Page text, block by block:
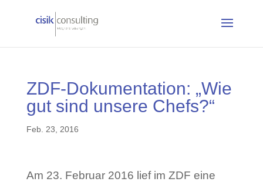
ZDF-Dokumentation: „Wie
gut sind unsere Chefs?“
Feb. 23, 2016
Am 23. Februar 2016 lief im ZDF eine